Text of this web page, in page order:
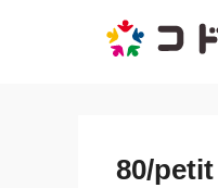
80/